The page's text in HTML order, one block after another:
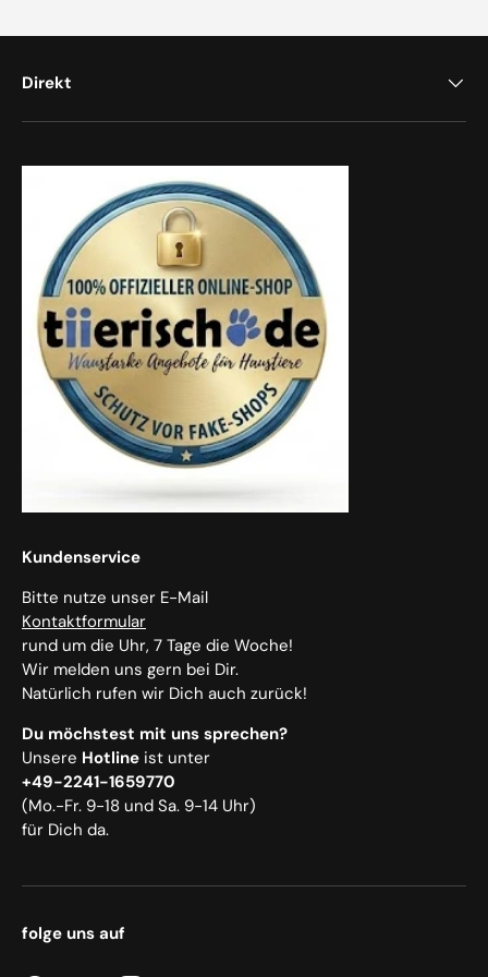
Direkt
Kundenservice
Bitte nutze unser E-Mail
Kontaktformular
rund um die Uhr, 7 Tage die Woche!
Wir melden uns gern bei Dir.
Natürlich rufen wir Dich auch zurück!
Du möchstest mit uns sprechen?
Unsere Hotline ist unter
+49-2241-1659770
(Mo.-Fr. 9-18 und Sa. 9-14 Uhr)
für Dich da.
folge uns auf